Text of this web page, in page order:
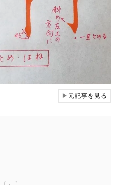
▶元記事を見る